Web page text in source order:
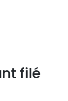
filé